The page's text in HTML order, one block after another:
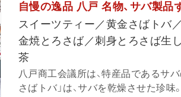
自慢の逸品 八戸 名物、サバ製
スイーツティー／黄金さばトバ
金焼とろさば／刺身とろさば生
茶
八戸商工会議所は、特産品であるサ
さばトバ」は、サバを乾燥させた珍味